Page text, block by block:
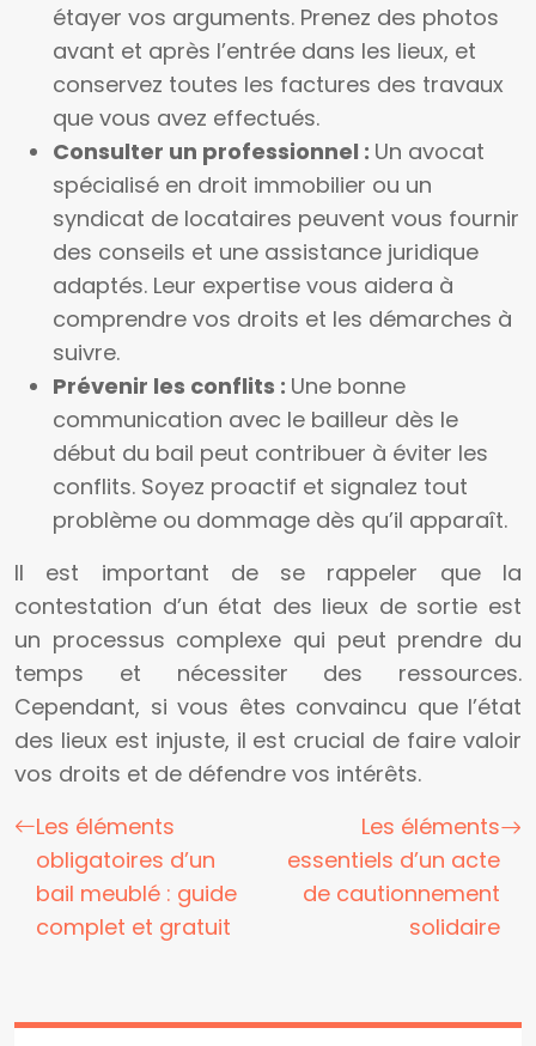
étayer vos arguments. Prenez des photos
avant et après l’entrée dans les lieux, et
conservez toutes les factures des travaux
que vous avez effectués.
Consulter un professionnel : Un avocat
spécialisé en droit immobilier ou un
syndicat de locataires peuvent vous fournir
des conseils et une assistance juridique
adaptés. Leur expertise vous aidera à
comprendre vos droits et les démarches à
suivre.
Prévenir les conflits : Une bonne
communication avec le bailleur dès le
début du bail peut contribuer à éviter les
conflits. Soyez proactif et signalez tout
problème ou dommage dès qu’il apparaît.
Il est important de se rappeler que la
contestation d’un état des lieux de sortie est
un processus complexe qui peut prendre du
temps et nécessiter des ressources.
Cependant, si vous êtes convaincu que l’état
des lieux est injuste, il est crucial de faire valoir
vos droits et de défendre vos intérêts.
Les éléments
obligatoires d’un
bail meublé : guide
complet et gratuit
Les éléments
essentiels d’un acte
de cautionnement
solidaire